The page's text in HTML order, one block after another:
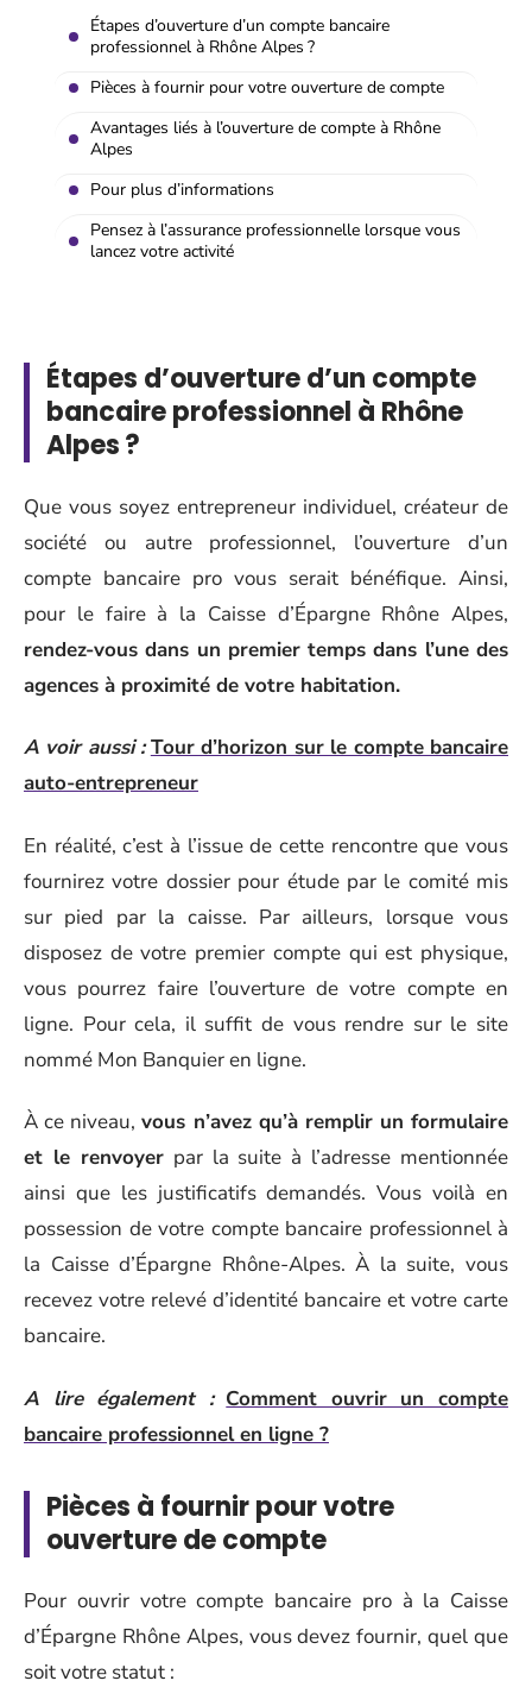
Étapes d’ouverture d’un compte bancaire
professionnel à Rhône Alpes ?
Pièces à fournir pour votre ouverture de compte
Avantages liés à l’ouverture de compte à Rhône
Alpes
Pour plus d’informations
Pensez à l’assurance professionnelle lorsque vous
lancez votre activité
Étapes d’ouverture d’un compte
bancaire professionnel à Rhône
Alpes ?
Que vous soyez entrepreneur individuel, créateur de
société ou autre professionnel, l’ouverture d’un
compte bancaire pro vous serait bénéfique. Ainsi,
pour le faire à la Caisse d’Épargne Rhône Alpes,
rendez-vous dans un premier temps dans l’une des
agences à proximité de votre habitation.
A voir aussi : Tour d’horizon sur le compte bancaire
auto-entrepreneur
En réalité, c’est à l’issue de cette rencontre que vous
fournirez votre dossier pour étude par le comité mis
sur pied par la caisse. Par ailleurs, lorsque vous
disposez de votre premier compte qui est physique,
vous pourrez faire l’ouverture de votre compte en
ligne. Pour cela, il suffit de vous rendre sur le site
nommé Mon Banquier en ligne.
À ce niveau,vous n’avez qu’à remplir un formulaire
et le renvoyerpar la suite à l’adresse mentionnée
ainsi que les justificatifs demandés. Vous voilà en
possession de votre compte bancaire professionnel à
la Caisse d’Épargne Rhône-Alpes. À la suite, vous
recevez votre relevé d’identité bancaire et votre carte
bancaire.
A lire également : Comment ouvrir un compte
bancaire professionnel en ligne ?
Pièces à fournir pour votre
ouverture de compte
Pour ouvrir votre compte bancaire pro à la Caisse
d’Épargne Rhône Alpes, vous devez fournir, quel que
soit votre statut :